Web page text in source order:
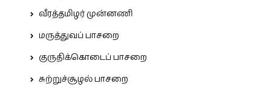
வீரத்தமிழர் முன்னணி
மருத்துவப் பாசறை
குருதிக்கொடைப் பாசறை
சுற்றுச்சூழல் பாசறை